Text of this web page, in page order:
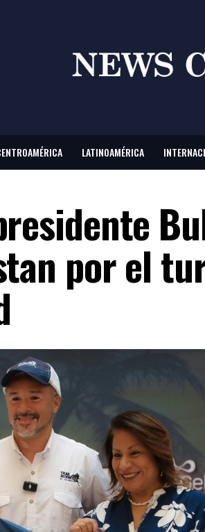
LATINOAMÉRICA
por el